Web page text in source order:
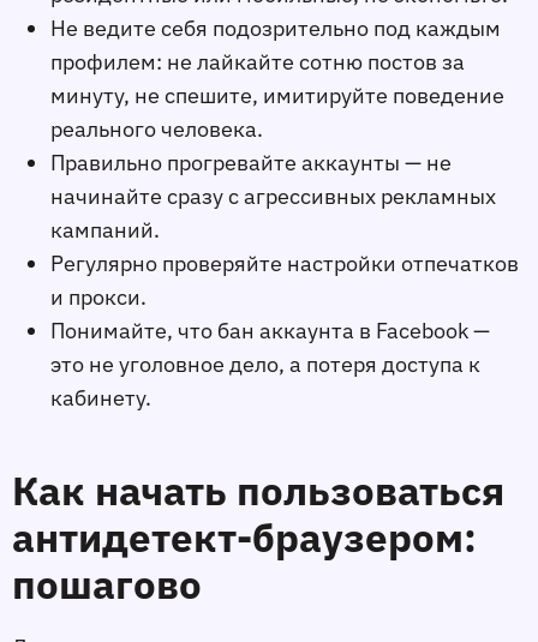
Не ведите себя подозрительно под каждым
профилем: не лайкайте сотню постов за
минуту, не спешите, имитируйте поведение
реального человека.
Правильно прогревайте аккаунты — не
начинайте сразу с агрессивных рекламных
кампаний.
Регулярно проверяйте настройки отпечатков
и прокси.
Понимайте, что бан аккаунта в Facebook —
это не уголовное дело, а потеря доступа к
кабинету.
Как начать пользоваться
антидетект-браузером:
пошагово